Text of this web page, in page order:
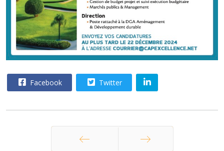
Facebook Twitter